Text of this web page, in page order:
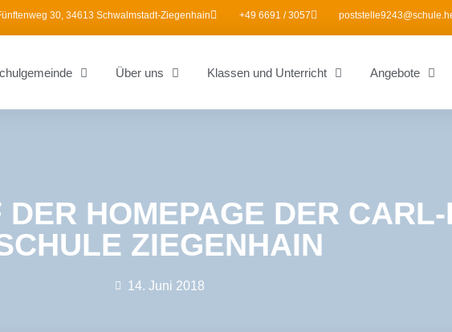
30, 34613 Schwalmstadt-Ziegenhain +49 6691 / 3057
Über uns Klassen und Unterricht Angebote
HOMEPAGE DER
ZIEGENHAIN
14. Juni 2018